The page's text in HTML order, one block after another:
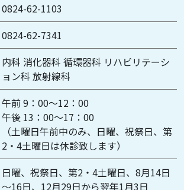
0824-62-1103
0824-62-7341
内科 消化器科 循環器科 リハビリテーシ
ョン科 放射線科
午前 9：00～12：00
午後 13：00～17：00
（土曜日午前中のみ、日曜、祝祭日、第
2・4土曜日は休診致します）
日曜、祝祭日、第2・4土曜日、8月14日
～16日、12月29日から翌年1月3日